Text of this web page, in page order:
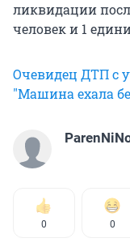
ликвидации
человек и 1
Очевидец ДТП с
"Машина ехала
0 0